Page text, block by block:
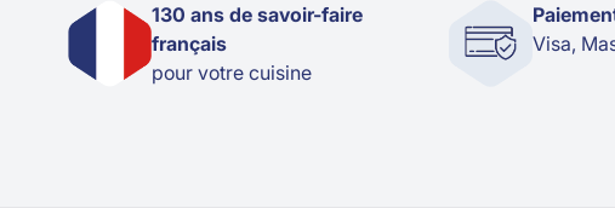
130 ans de savoir-faire
français
pour votre cuisine
Visa,